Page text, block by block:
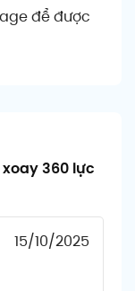
để được
360 lực
15/10/2025